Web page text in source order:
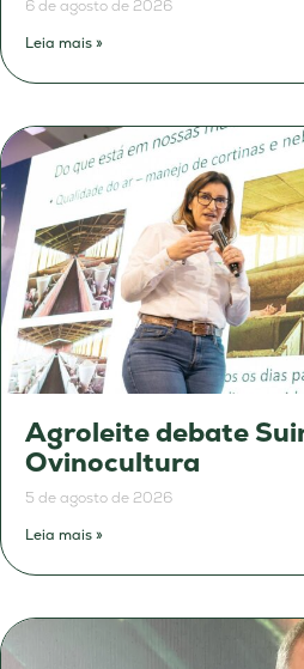
6 de agosto de 2026
Leia mais »
Agroleite debate
Ovinocultura
5 de agosto de 2026
Leia mais »